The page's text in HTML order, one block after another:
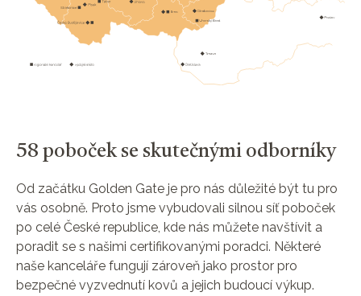
58 poboček se skutečnými odborníky
Od začátku Golden Gate je pro nás důležité být tu pro
vás osobně. Proto jsme vybudovali silnou síť poboček
po celé České republice, kde nás můžete navštívit a
poradit se s našimi certifikovanými poradci. Některé
naše kanceláře fungují zároveň jako prostor pro
bezpečné vyzvednutí kovů a jejich budoucí výkup.